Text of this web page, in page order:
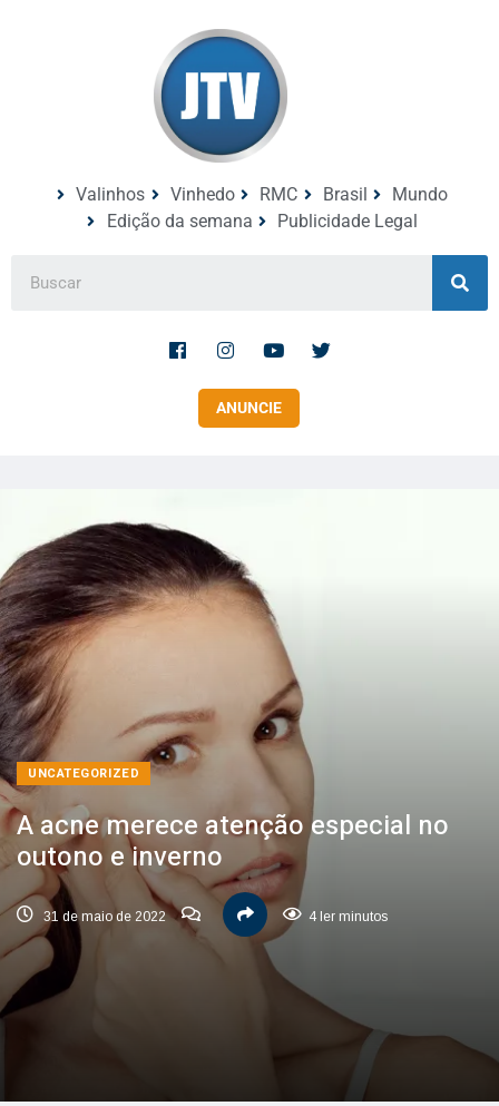
Valinhos Vinhedo RMC Brasil
Mundo
Edição da semana
Publicidade Legal
ANUNCIE
UNCATEGORIZED
A acne merece atenção especial no
outono e inverno
31 de maio de 2022 4 ler minutos